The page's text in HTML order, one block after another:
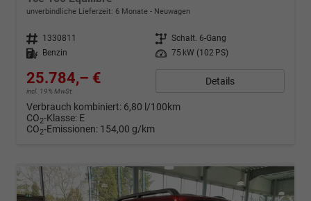
unverbindliche Lieferzeit: 6 Monate Neuwagen
Fahrzeugnr. 1330811 Getriebe Schalt. 6-Gang
Kraftstoff
Benzin Leistung 75 kW (102 PS)
25.784,– €
incl. 19% MwSt.
Details
Verbrauch kombiniert: 6,80 l/100km
CO2-Klasse: E
CO2-Emissionen: 154,00 g/km